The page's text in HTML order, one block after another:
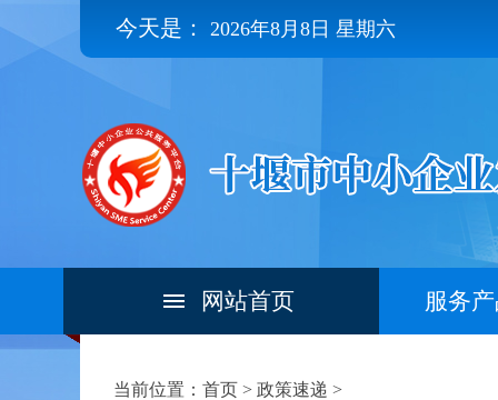
今天是： 2026年8月8日 星期六
网站首页 服务
当前位置：首页 > 政策速递 >